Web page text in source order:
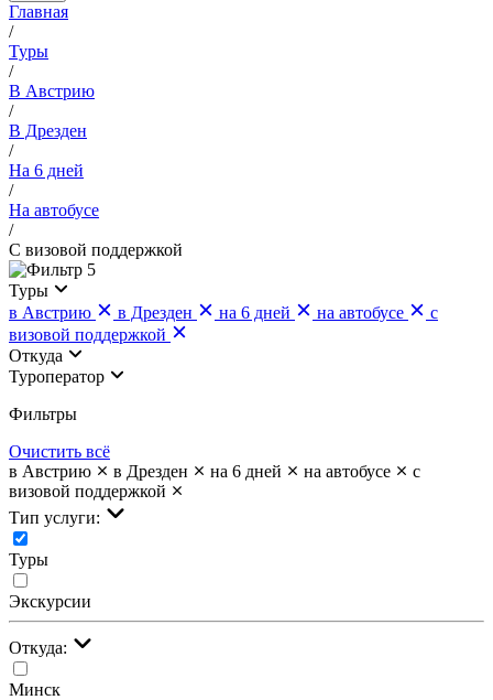
Главная
/
Туры
/
В Австрию
/
В Дрезден
/
На 6 дней
/
На автобусе
/
С визовой поддержкой
5
Туры
в Австрию
в Дрезден на 6 дней на автобусе
с
визовой поддержкой
Откуда
Туроператор
Фильтры
Очистить всё
в Австрию
в Дрезден на 6 дней на автобусе
с
визовой поддержкой
Тип услуги:
Туры
Экскурсии
Откуда:
Минск